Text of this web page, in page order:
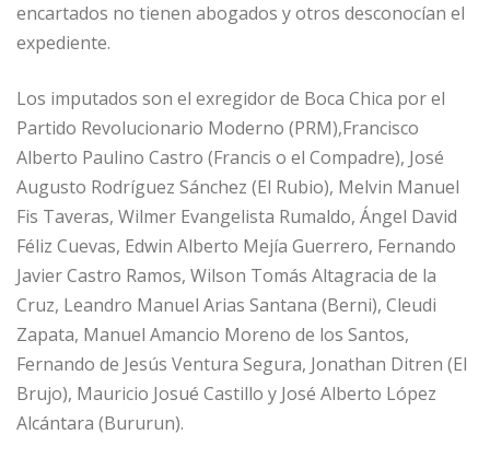
encartados no tienen abogados y otros desconocían el
expediente.
Los imputados son el exregidor de Boca Chica por el
Partido Revolucionario Moderno (PRM),Francisco
Alberto Paulino Castro (Francis o el Compadre), José
Augusto Rodríguez Sánchez (El Rubio), Melvin Manuel
Fis Taveras, Wilmer Evangelista Rumaldo, Ángel David
Féliz Cuevas, Edwin Alberto Mejía Guerrero, Fernando
Javier Castro Ramos, Wilson Tomás Altagracia de la
Cruz, Leandro Manuel Arias Santana (Berni), Cleudi
Zapata, Manuel Amancio Moreno de los Santos,
Fernando de Jesús Ventura Segura, Jonathan Ditren (El
Brujo), Mauricio Josué Castillo y José Alberto López
Alcántara (Bururun).